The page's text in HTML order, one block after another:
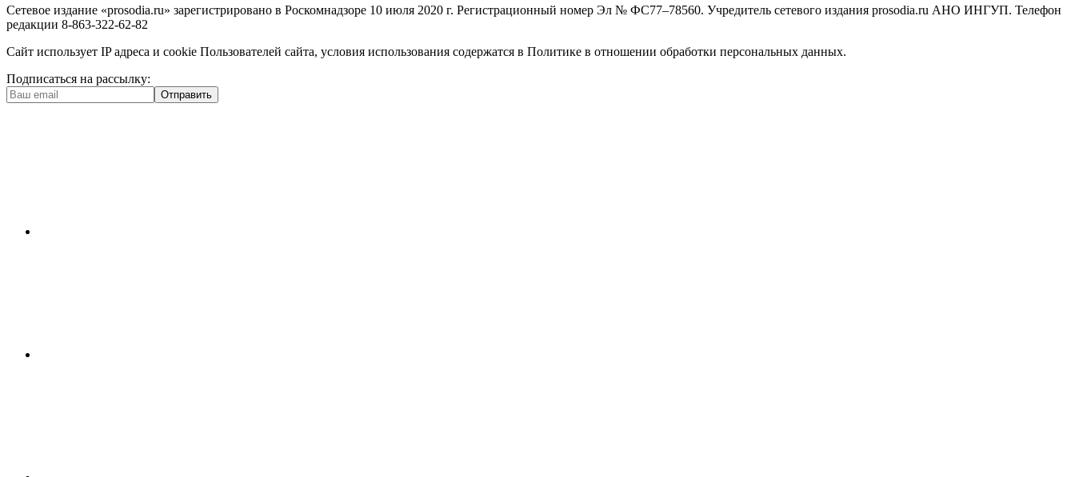
Сетевое издание «prosodia.ru» зарегистрировано в Роскомнадзоре 10 июля 2020 г. Регистрационный номер Эл № ФС77–78560. Учредитель сетевого издания prosodia.ru АНО ИНГУП. Телефон
редакции 8-863-322-62-82
Сайт использует IP адреса и cookie Пользователей сайта, условия использования содержатся в Политике в отношении обработки персональных данных.
Подписаться на рассылку:
Отправить